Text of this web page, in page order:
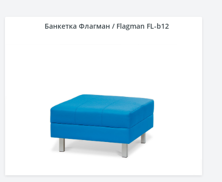
Банкетка Флагман / Flagman FL-b12